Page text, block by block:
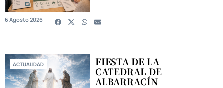
6 Agosto 2026
ACTUALIDAD FIESTA DE LA
CATEDRAL DE
ALBARRACÍN